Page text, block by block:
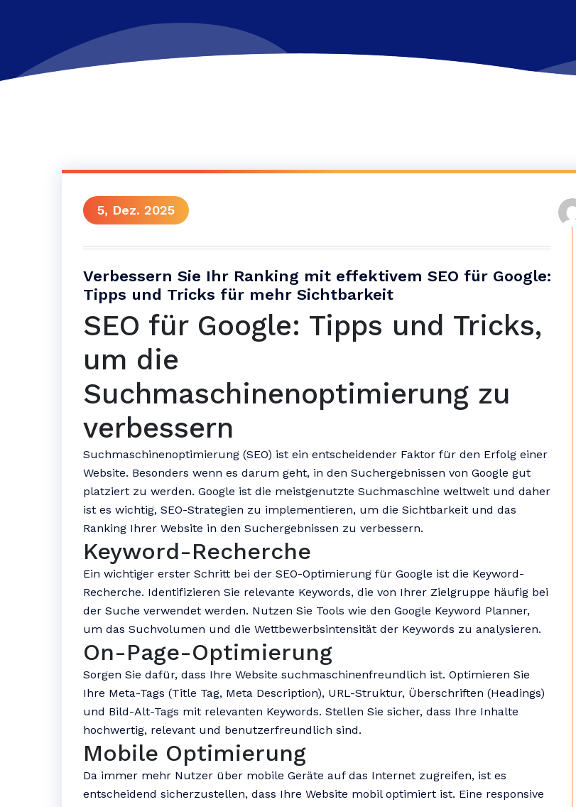
5, Dez. 2025
Verbessern Sie Ihr Ranking mit effektivem SEO für Google:
Tipps und Tricks für mehr Sichtbarkeit
SEO für Google: Tipps und Tricks,
um die
Suchmaschinenoptimierung zu
verbessern
Suchmaschinenoptimierung (SEO) ist ein entscheidender Faktor für den Erfolg einer
Website. Besonders wenn es darum geht, in den Suchergebnissen von Google gut
platziert zu werden. Google ist die meistgenutzte Suchmaschine weltweit und daher
ist es wichtig, SEO-Strategien zu implementieren, um die Sichtbarkeit und das
Ranking Ihrer Website in den Suchergebnissen zu verbessern.
Keyword-Recherche
Ein wichtiger erster Schritt bei der SEO-Optimierung für Google ist die Keyword-
Recherche. Identifizieren Sie relevante Keywords, die von Ihrer Zielgruppe häufig bei
der Suche verwendet werden. Nutzen Sie Tools wie den Google Keyword Planner,
um das Suchvolumen und die Wettbewerbsintensität der Keywords zu analysieren.
On-Page-Optimierung
Sorgen Sie dafür, dass Ihre Website suchmaschinenfreundlich ist. Optimieren Sie
Ihre Meta-Tags (Title Tag, Meta Description), URL-Struktur, Überschriften (Headings)
und Bild-Alt-Tags mit relevanten Keywords. Stellen Sie sicher, dass Ihre Inhalte
hochwertig, relevant und benutzerfreundlich sind.
Mobile Optimierung
Da immer mehr Nutzer über mobile Geräte auf das Internet zugreifen, ist es
entscheidend sicherzustellen, dass Ihre Website mobil optimiert ist. Eine responsive